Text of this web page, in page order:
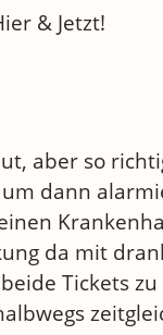
& Jetzt!
aber so
dann
da mit
Tickets